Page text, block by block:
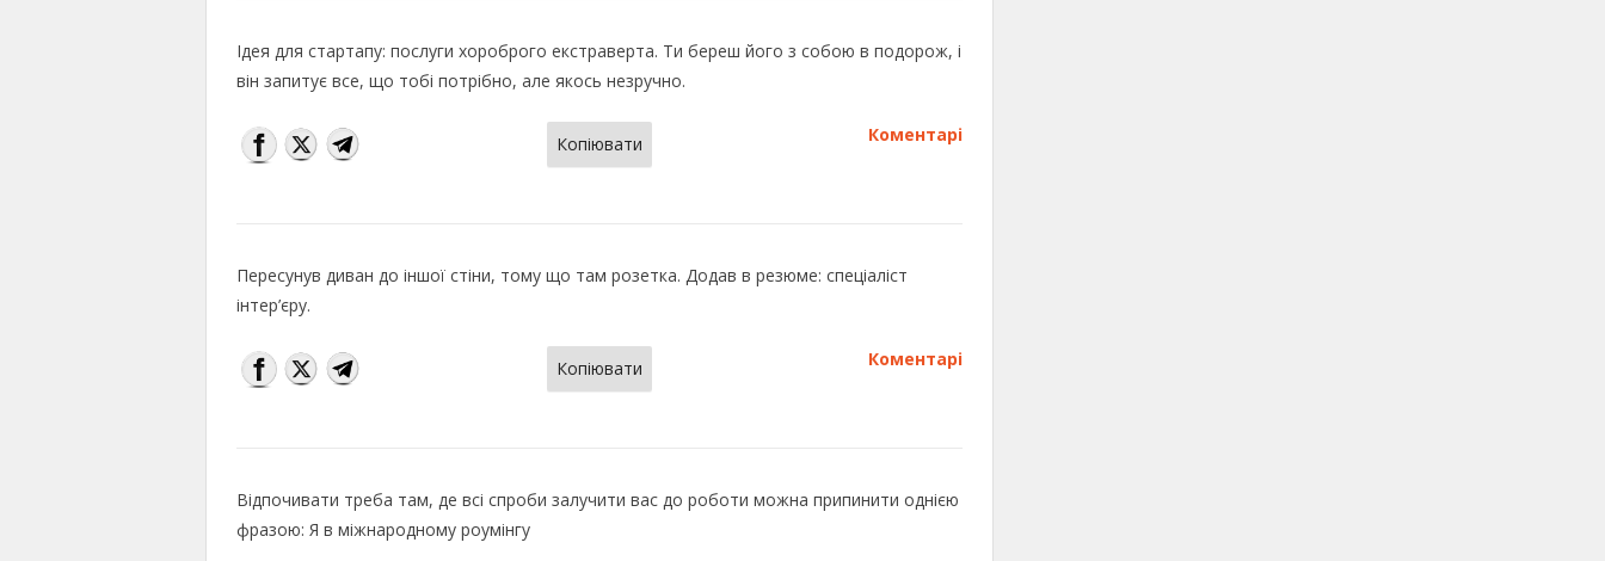
Ідея для стартапу: послуги хороброго екстраверта. Ти береш його з собою в подорож, і
він запитує все, що тобі потрібно, але якось незручно.
Копіювати Коментарі
Пересунув диван до іншої стіни, тому що там розетка. Додав в резюме: спеціаліст
інтер’єру.
Копіювати Коментарі
Відпочивати треба там, де всі спроби залучити вас до роботи можна припинити однією
фразою: Я в міжнародному роумінгу